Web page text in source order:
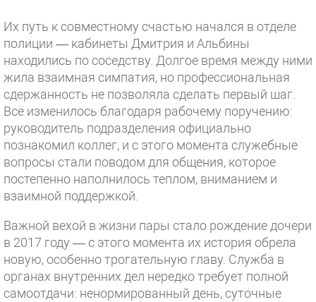
Их путь к совместному счастью начался в отделе
полиции — кабинеты Дмитрия и Альбины
находились по соседству. Долгое время между ними
жила взаимная симпатия, но профессиональная
сдержанность не позволяла сделать первый шаг.
Всё изменилось благодаря рабочему поручению:
руководитель подразделения официально
познакомил коллег, и с этого момента служебные
вопросы стали поводом для общения, которое
постепенно наполнилось теплом, вниманием и
взаимной поддержкой.
Важной вехой в жизни пары стало рождение дочери
в 2017 году — с этого момента их история обрела
новую, особенно трогательную главу. Служба в
органах внутренних дел нередко требует полной
самоотдачи: ненормированный день, суточные